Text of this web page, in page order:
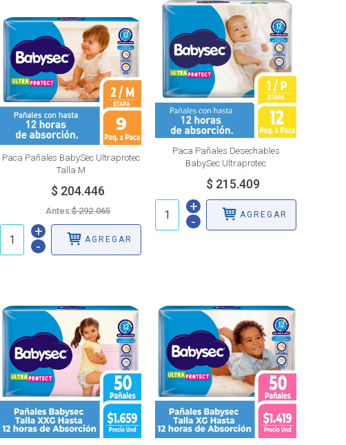
Paca Pañales BabySec Ultraprotec
Talla M
Antes:
+
-
AGREGAR
Paca Pañales Desechables
BabySec Ultraprotec
+
-
AGREGAR